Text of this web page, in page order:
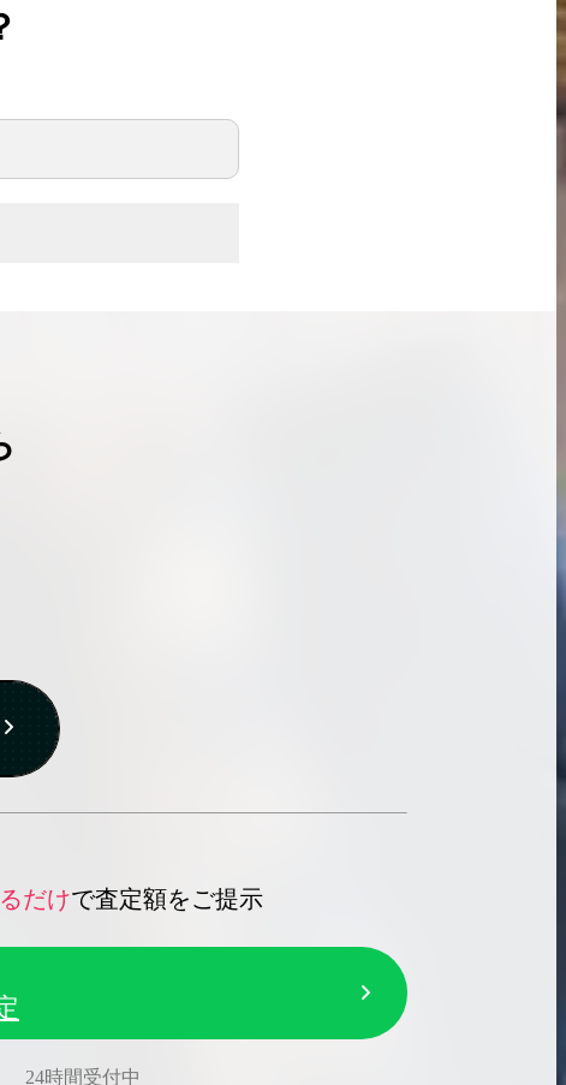
だけで査定額をご提示
24時間受付中